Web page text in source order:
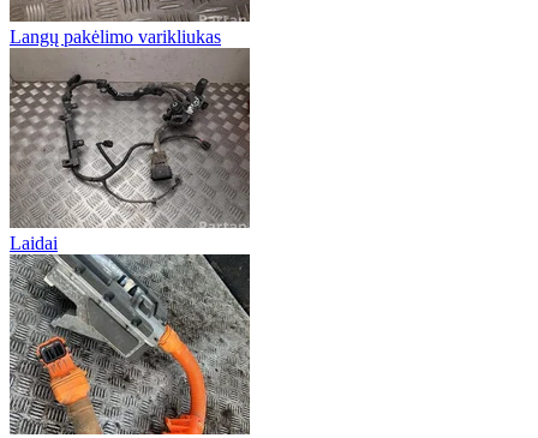
Langų pakėlimo varikliukas
Laidai